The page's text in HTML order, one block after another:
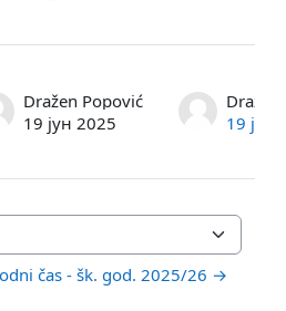
Dražen Popović
19 јун 2025
19 јун
čas - šk. god. 2025/26 →